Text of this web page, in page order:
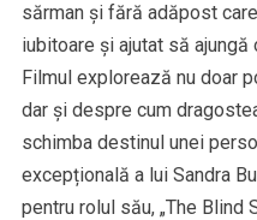
sărman și fără adăpost
iubitoare și ajutat să
Filmul explorează nu doar
dar și despre cum
schimba destinul unei
excepțională a lui Sandra
pentru rolul său, „The Blind